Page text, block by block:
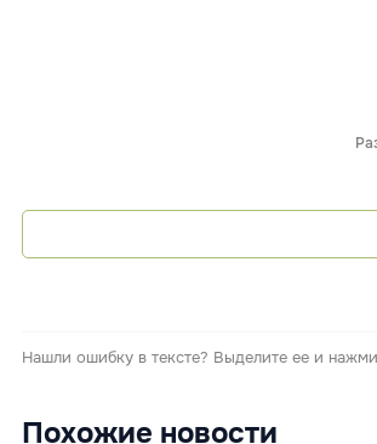
Нашли ошибку в тексте? Выделите ее и
Похожие новости